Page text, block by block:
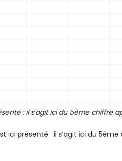
: il s'agit ici du 5ème chiffre
ici présenté : il s’agit ici du